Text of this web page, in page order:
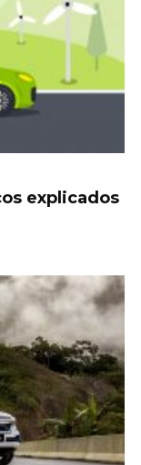
explicados